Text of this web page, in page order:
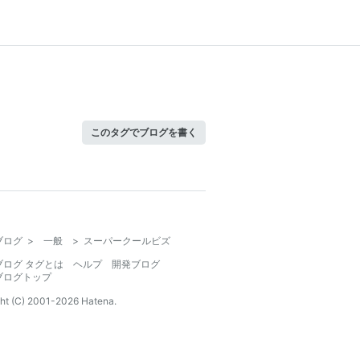
このタグでブログを書く
ログ > 一般 > スーパークールビズ
ログ タグとは
ヘルプ
開発ブログ
ログトップ
(C) 2001-2026 Hatena.